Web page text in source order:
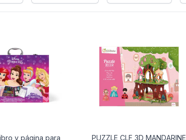
y página para
PUZZLE CLF 3D MANDARINE